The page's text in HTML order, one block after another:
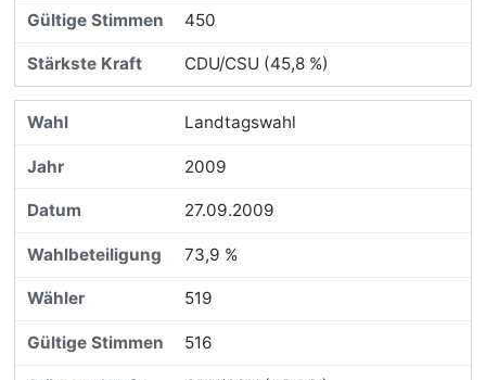
450
CDU/CSU (45,8 %)
Landtagswahl
2009
27.09.2009
73,9 %
519
516